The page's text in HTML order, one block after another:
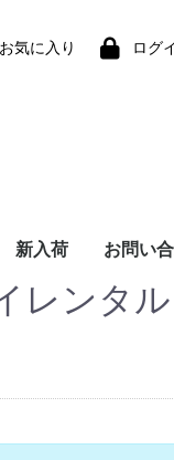
お気に入り ログ
ザーサ
ユーザ
ンデ
サポー
ウン
比較
新入荷 お問い
ご利用
特定商
ビジュ
お問い
出演依
レンタル